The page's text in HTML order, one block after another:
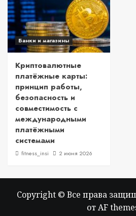
Банки и магазины
Криптовалютные
платёжные карты:
принцип работы,
безопасность и
совместимость с
международными
платёжными
системами
fitness_insi 2 июня 2026
Copyright © Все права
от AF